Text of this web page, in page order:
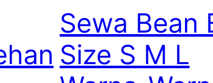
Sewa Bean
Size S M L